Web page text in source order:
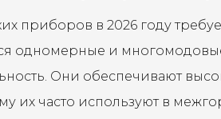
приборов в 2026 году
одномерные и
Они обеспечивают
их часто используют в